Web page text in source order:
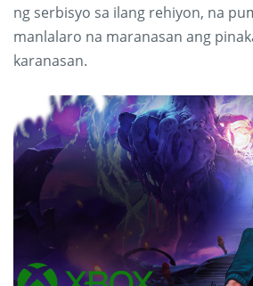
ng serbisyo sa ilang rehiyon, na
manlalaro na maranasan ang
karanasan.